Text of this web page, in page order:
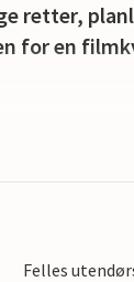
retter,
for en
deg i
Felles